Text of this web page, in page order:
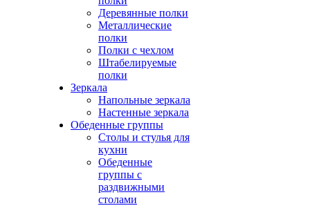
Деревянные полки
Металлические
полки
Полки с чехлом
Штабелируемые
полки
Зеркала
Напольные зеркала
Настенные зеркала
Обеденные группы
Столы и стулья для
кухни
Обеденные
группы с
раздвижными
столами